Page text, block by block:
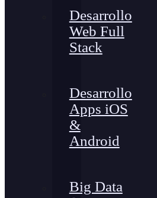
Desarrollo
Web Full
Stack
Desarrollo
Apps iOS
&
Android
Big Data